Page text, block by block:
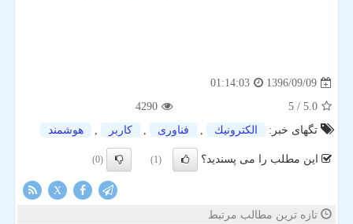
1396/09/09
01:14:03
5.0
/ 5
4290
تگهای خبر:
الكترونیك , فناوری , كاربر , هوشمند
این مطلب را می پسندید؟ (1)
(0)
X
تازه ترین مطالب مرتبط